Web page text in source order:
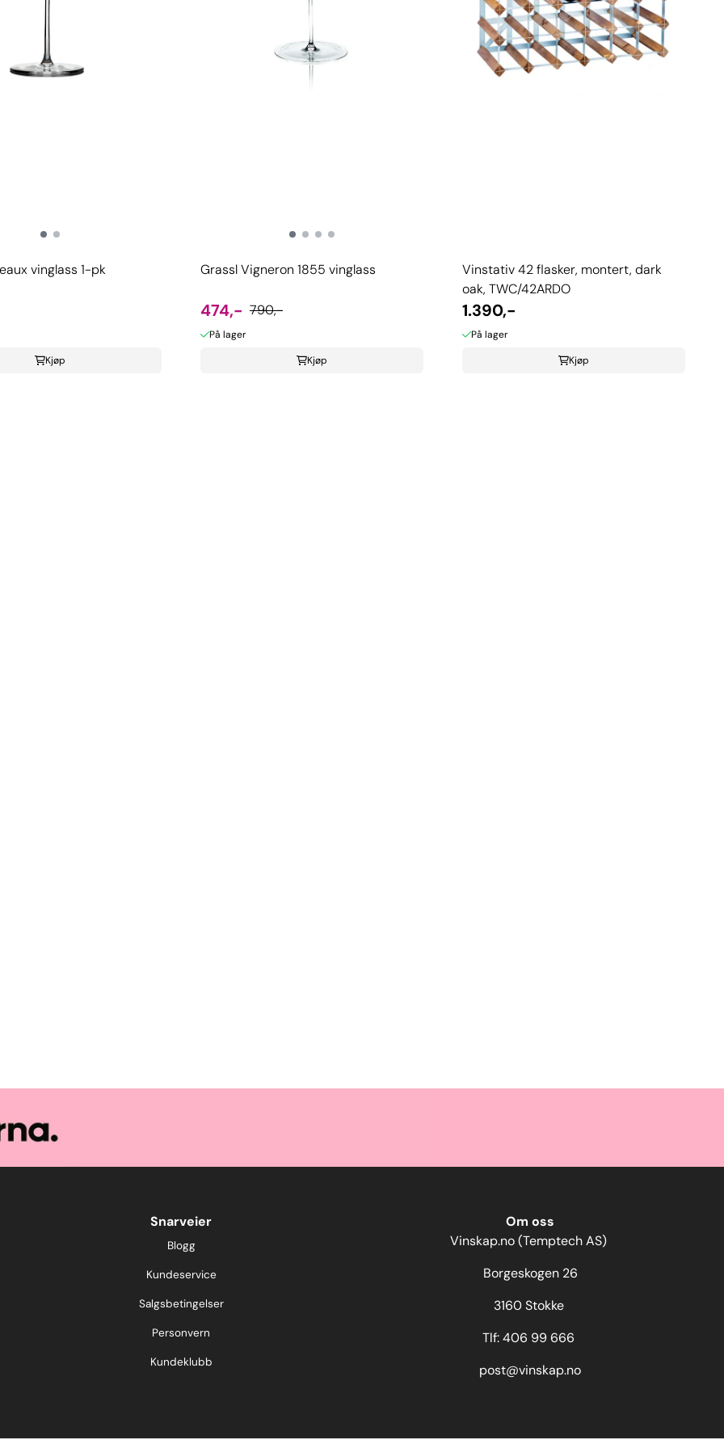
vinglass 1-pk
Kjøp
Grassl Vigneron 1855 vinglass
474,- 790,-
På lager
Kjøp
Vinstativ 42 flasker, montert, dark
oak, TWC/42ARDO
1.390,-
På lager
Kjøp
Snarveier
Blogg
Kundeservice
Salgsbetingelser
Personvern
Kundeklubb
Om oss
Vinskap.no (Temptech AS)
Borgeskogen 26
3160 Stokke
Tlf: 406 99 666
post@vinskap.no